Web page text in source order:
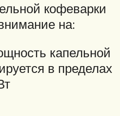
кофеварки
на:
капельной
в пределах